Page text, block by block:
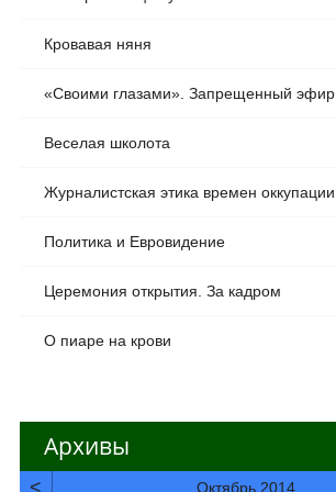
Кровавая няня
«Своими глазами». Запрещенный эфир
Веселая школота
Журналистская этика времен оккупации
Политика и Евровидение
Церемония открытия. За кадром
О пиаре на крови
Архивы
< Октябрь 2014